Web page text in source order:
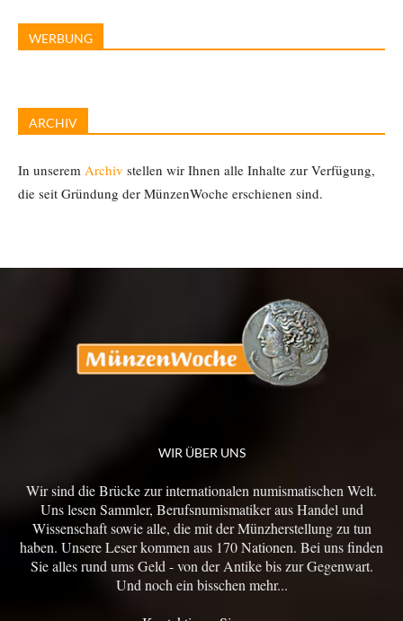
WERBUNG
ARCHIV
In unserem Archiv stellen wir Ihnen alle Inhalte zur Verfügung,
die seit Gründung der MünzenWoche erschienen sind.
WIR ÜBER UNS
Wir sind die Brücke zur internationalen numismatischen Welt.
Uns lesen Sammler, Berufsnumismatiker aus Handel und
Wissenschaft sowie alle, die mit der Münzherstellung zu tun
haben. Unsere Leser kommen aus 170 Nationen. Bei uns finden
Sie alles rund ums Geld - von der Antike bis zur Gegenwart.
Und noch ein bisschen mehr...